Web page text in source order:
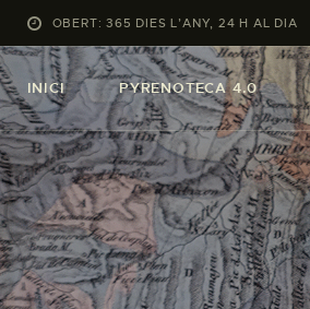
OBERT: 365 DIES L’ANY, 24 H AL DIA
INICI PYRENOTECA 4.0